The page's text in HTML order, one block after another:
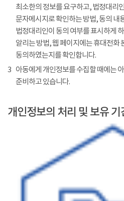
최소한의 정보를 요구하고, 법정대리
문자메시지로 확인하는 방법, 동의 내
법정대리인이 동의 여부를 표시하게
알리는 방법, 웹 페이지에는 휴대전화
동의하였는지를 확인합니다.
3 아동에게 개인정보를 수집할 때에는
준비하고 있습니다.
개인정보의 처리 및 보유 기